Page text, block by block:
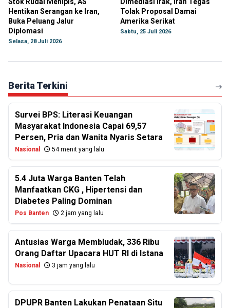
Hentikan Serangan ke Iran,
Buka Peluang Jalur
Diplomasi
Selasa, 28 Juli 2026
Tolak Proposal Damai
Amerika Serikat
Sabtu, 25 Juli 2026
Berita Terkini
Survei BPS: Literasi Keuangan
Masyarakat Indonesia Capai 69,57
Persen, Pria dan Wanita Nyaris Setara
Nasional 54 menit yang lalu
5.4 Juta Warga Banten Telah
Manfaatkan CKG , Hipertensi dan
Diabetes Paling Dominan
Pos Banten 2 jam yang lalu
Antusias Warga Membludak, 336 Ribu
Orang Daftar Upacara HUT RI di Istana
Nasional 3 jam yang lalu
DPUPR Banten Lakukan Penataan Situ